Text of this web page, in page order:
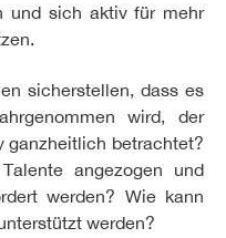
und sich aktiv für mehr
sicherstellen, dass es
wird, der
ganzheitlich betrachtet?
angezogen und
werden? Wie kann
werden?